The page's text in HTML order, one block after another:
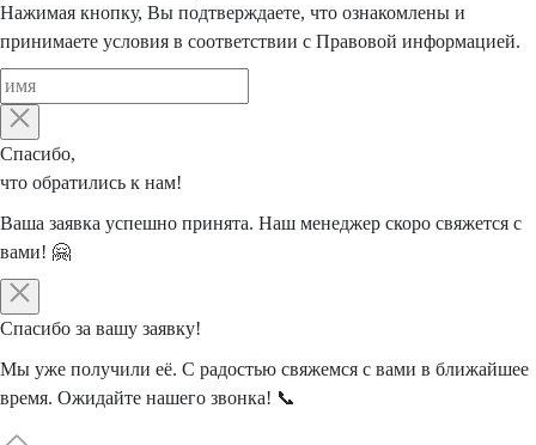
Нажимая кнопку, Вы подтверждаете, что ознакомлены и
принимаете условия в соответствии с Правовой информацией.
Спасибо,
что обратились к нам!
Ваша заявка успешно принята. Наш менеджер скоро свяжется с
вами! 🤗
Спасибо за вашу заявку!
Мы уже получили её. С радостью свяжемся с вами в ближайшее
время. Ожидайте нашего звонка! 📞